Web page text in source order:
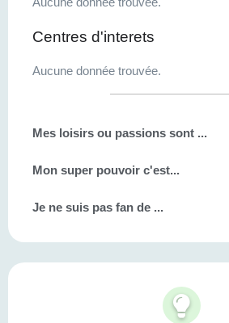
Centres d'interets
Aucune donnée trouvée.
Mes loisirs ou passions sont ...
Mon super pouvoir c'est...
Je ne suis pas fan de ...